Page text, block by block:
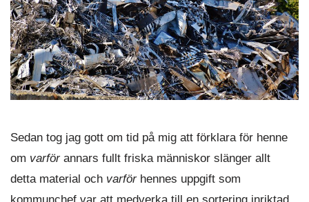
Sedan tog jag gott om tid på mig att förklara för henne
om varförannars fullt friska människor slänger allt
detta material och varförhennes uppgift som